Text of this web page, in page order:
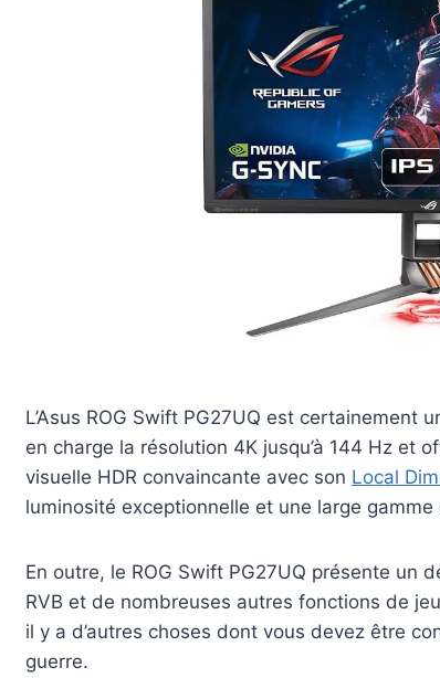
L’Asus ROG Swift PG27UQ est certainement
en charge la résolution 4K jusqu’à 144 Hz et
visuelle HDR convaincante avec son Local
luminosité exceptionnelle et une large gamme
En outre, le ROG Swift PG27UQ présente un
RVB et de nombreuses autres fonctions de
il y a d’autres choses dont vous devez être
guerre.